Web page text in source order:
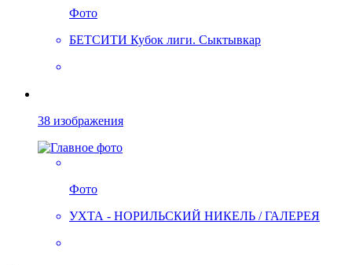
Фото
БЕТСИТИ Кубок лиги. Сыктывкар
38 изображения
Фото
УХТА - НОРИЛЬСКИЙ НИКЕЛЬ / ГАЛЕРЕЯ